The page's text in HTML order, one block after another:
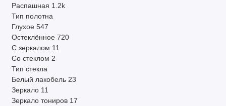
Распашная 1.2k
Тип полотна
Глухое 547
Остеклённое 720
С зеркалом 11
Со стеклом 2
Тип стекла
Белый лакобель 23
Зеркало 11
Зеркало тониров 17